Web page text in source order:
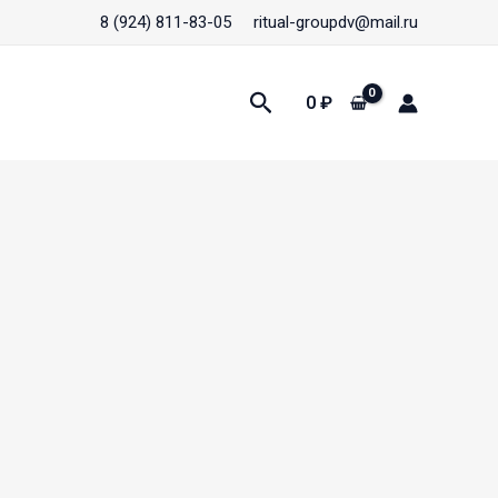
8 (924) 811-83-05 ritual-groupdv@mail.ru
Поиск
0 ₽